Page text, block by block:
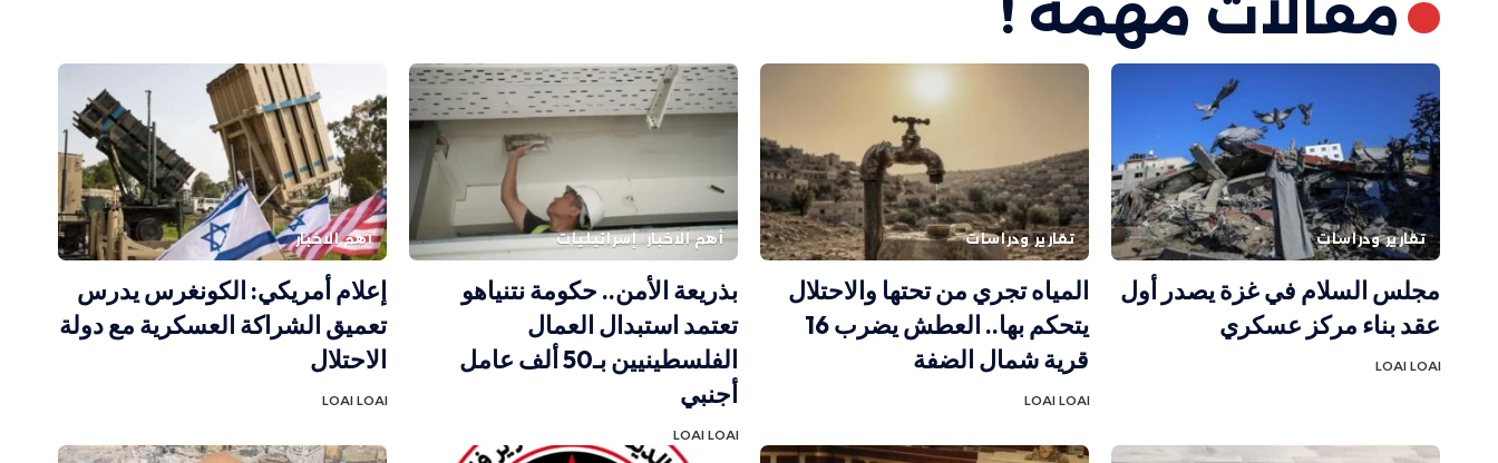
مقالات مهمة !
تقارير ودراسات
مجلس السلام في غزة يصدر أول
عقد بناء مركز عسكري
LOAI LOAI
تقارير ودراسات
المياه تجري من تحتها والاحتلال
يتحكم بها.. العطش يضرب 16
قرية شمال الضفة
LOAI LOAI
أهم الاخبار إسرائيليات
بذريعة الأمن.. حكومة نتنياهو
تعتمد استبدال العمال
الفلسطينيين بـ50 ألف عامل
أجنبي
LOAI LOAI
أهم الاخبار
إعلام أمريكي: الكونغرس يدرس
تعميق الشراكة العسكرية مع دولة
الاحتلال
LOAI LOAI